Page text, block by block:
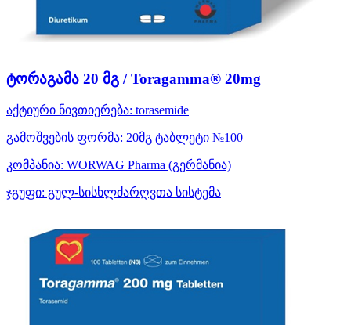
ტორაგამა 20 მგ / Toragamma® 20mg
აქტიური ნივთიერება: torasemide
გამოშვების ფორმა: 20მგ ტაბლეტი №100
კომპანია: WORWAG Pharma (გერმანია)
ჯგუფი: გულ-სისხლძარღვთა სისტემა